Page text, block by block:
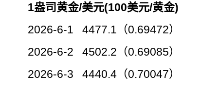
1盎司黄金/美元(100美元/黄金)
2026-6-1 4477.1（0.69472）
2026-6-2 4502.2（0.69085）
2026-6-3 4440.4（0.70047）